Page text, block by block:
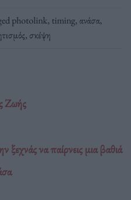
photolink, timing,ανάσα,
,σκέψη
Ζωής
να παίρνεις μια βαθιά